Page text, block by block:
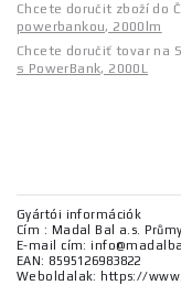
Chcete doručit zboží do
powerbankou, 2000lm
Chcete doručiť tovar na
s PowerBank, 2000L
Gyártói információk
Cím : Madal Bal a.s.
E-mail cím:
EAN: 8595126983822
Weboldalak: https://